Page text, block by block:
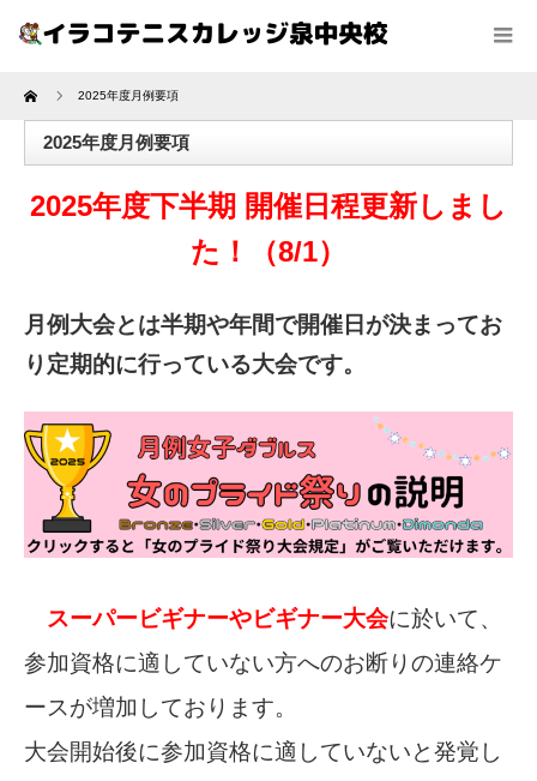
Home 2025年度月例要項
2025年度月例要項
2025年度下半期 開催日程更新しまし
た！（8/1）
月例大会とは半期や年間で開催日が決まってお
り定期的に行っている大会です。
スーパービギナーやビギナー大会に於いて、
参加資格に適していない方へのお断りの連絡ケ
ースが増加しております。
大会開始後に参加資格に適していないと発覚し